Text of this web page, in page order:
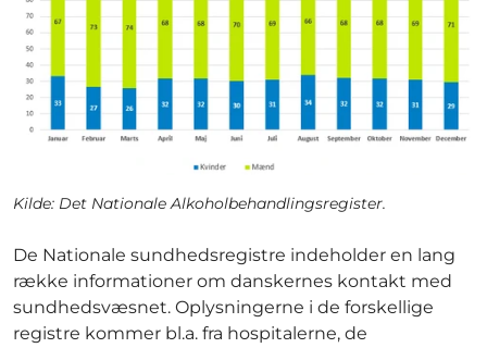
Kilde: Det Nationale Alkoholbehandlingsregister.
De Nationale sundhedsregistre indeholder en lang
række informationer om danskernes kontakt med
sundhedsvæsnet. Oplysningerne i de forskellige
registre kommer bl.a. fra hospitalerne, de